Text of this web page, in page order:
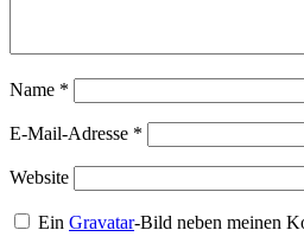
Name *
E-Mail-Adresse *
Website
EinGravatar-Bild neben meinen